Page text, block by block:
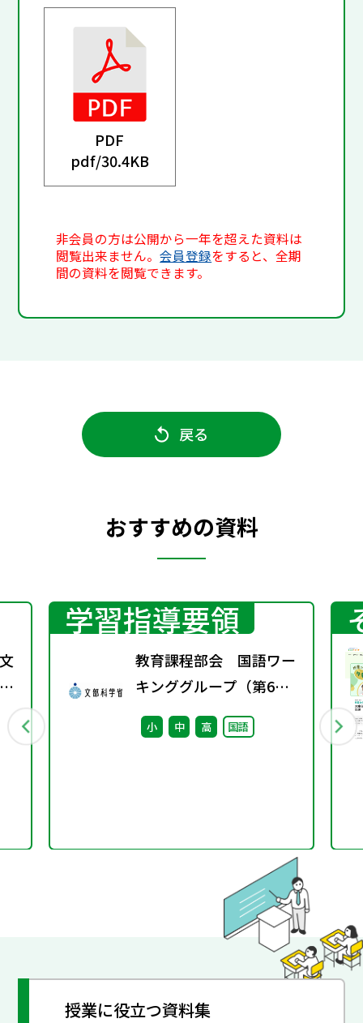
PDF
pdf/30.4KB
非会員の方は公開から一年を超えた資料は
閲覧出来ません。会員登録をすると、全期
間の資料を閲覧できます。
戻る
おすすめの資料
学習指導要領
教育課程部会 国語ワー
キンググループ（第6
回） 配付資料
小 中 高 国語
授業に役立つ資料集